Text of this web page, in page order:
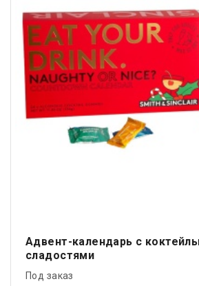
Адвент-календарь с
сладостями
Под заказ